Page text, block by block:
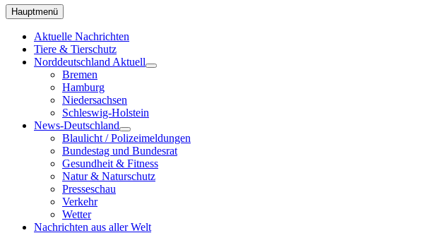
Hauptmenü
Aktuelle Nachrichten
Tiere & Tierschutz
Norddeutschland Aktuell
Bremen
Hamburg
Niedersachsen
Schleswig-Holstein
News-Deutschland
Blaulicht / Polizeimeldungen
Bundestag und Bundesrat
Gesundheit & Fitness
Natur & Naturschutz
Presseschau
Verkehr
Wetter
Nachrichten aus aller Welt